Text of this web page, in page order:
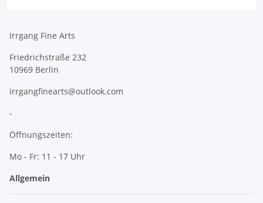
Irrgang Fine Arts
Friedrichstraße 232
10969 Berlin
irrgangfinearts@outlook.com
-
Öffnungszeiten:
Mo - Fr: 11 - 17 Uhr
Allgemein